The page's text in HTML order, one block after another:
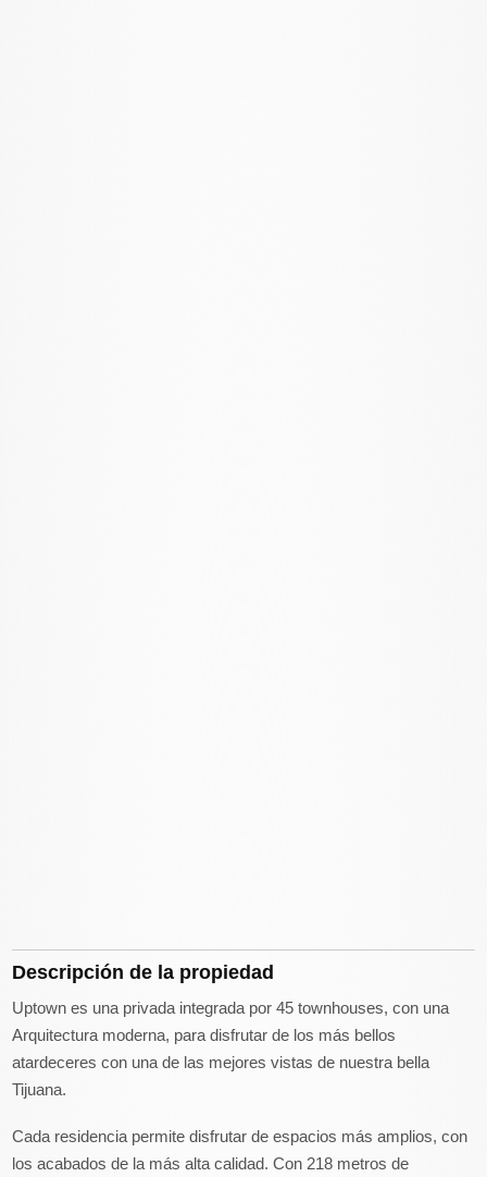
Descripción de la propiedad
Uptown es una privada integrada por 45 townhouses, con una
Arquitectura moderna, para disfrutar de los más bellos
atardeceres con una de las mejores vistas de nuestra bella
Tijuana.
Cada residencia permite disfrutar de espacios más amplios, con
los acabados de la más alta calidad. Con 218 metros de